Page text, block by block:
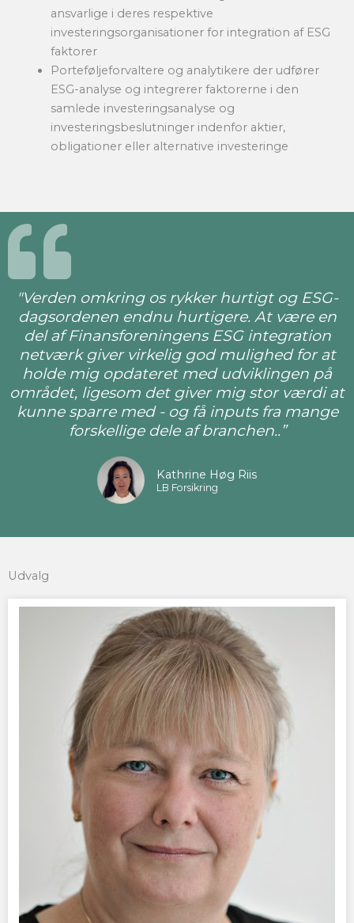
ansvarlige i deres respektive
investeringsorganisationer for integration af ESG
faktorer
Porteføljeforvaltere og analytikere der udfører
ESG-analyse og integrerer faktorerne i den
samlede investeringsanalyse og
investeringsbeslutninger indenfor aktier,
obligationer eller alternative investeringe
"Verden omkring os rykker hurtigt og ESG-
dagsordenen endnu hurtigere. At være en
del af Finansforeningens ESG integration
netværk giver virkelig god mulighed for at
holde mig opdateret med udviklingen på
området, ligesom det giver mig stor værdi at
kunne sparre med - og få inputs fra mange
forskellige dele af branchen..”
Kathrine Høg Riis
LB Forsikring
Udvalg